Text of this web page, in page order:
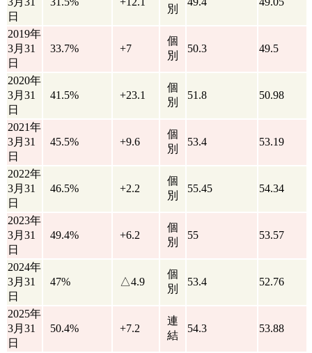
日
別
2019年
3月31
日
33.7% +7
個
別
50.3 49.5
2020年
3月31
日
41.5% +23.1
個
別
51.8 50.98
2021年
3月31
日
45.5% +9.6
個
別
53.4 53.19
2022年
3月31
日
46.5% +2.2
個
別
55.45 54.34
2023年
3月31
日
49.4% +6.2
個
別
55 53.57
2024年
3月31
日
47% △4.9
個
別
53.4 52.76
2025年
3月31
日
50.4% +7.2
連
結
54.3 53.88